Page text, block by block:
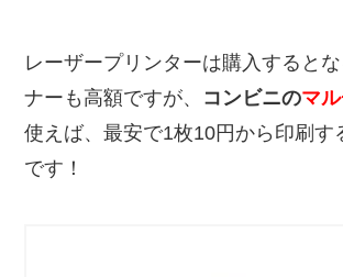
レーザープリンターは購入すると
ナーも高額ですが、 コンビニのマ
使えば、最安で1枚10円から印刷す
です！